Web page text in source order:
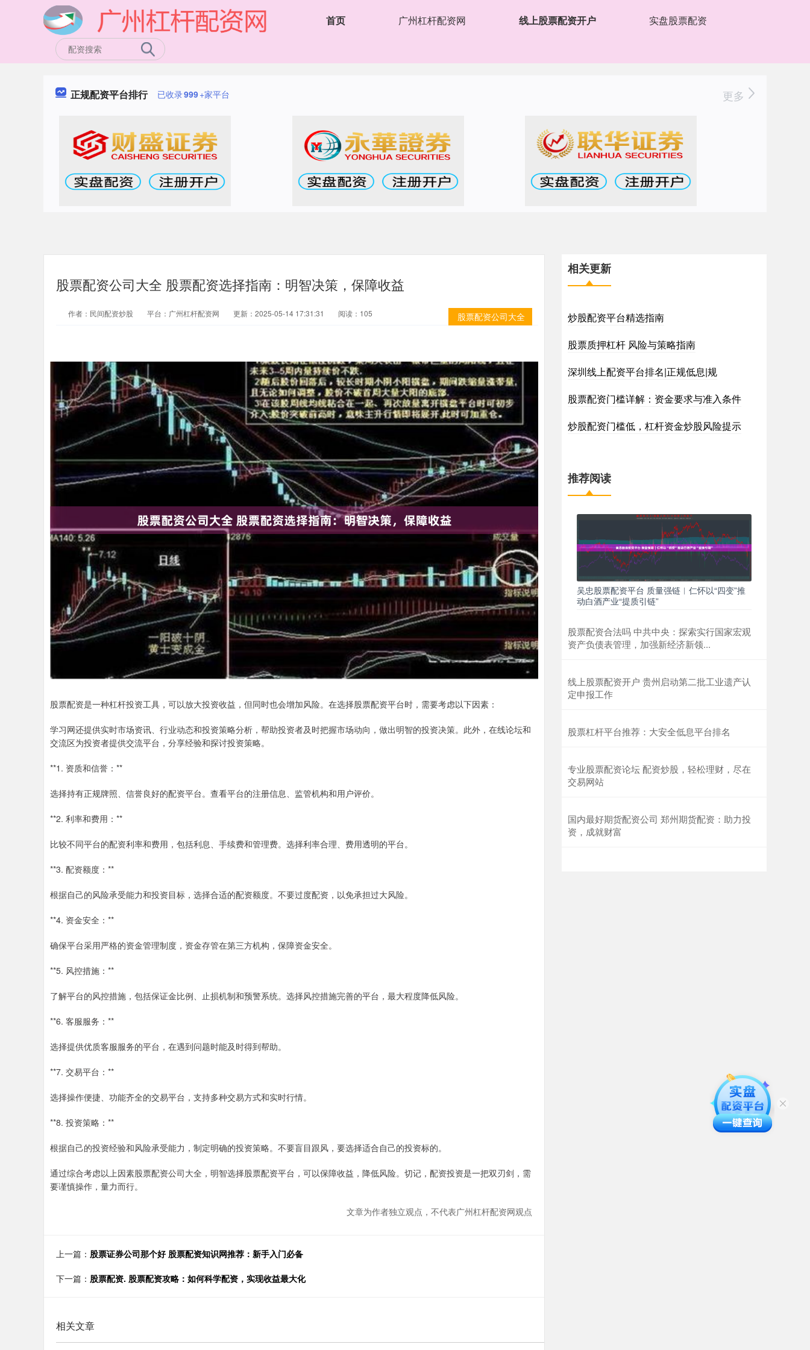
首页 广州杠杆配资网 线上股票配资开户 实盘股票配资
正规配资平台排行 已收录999+家平台 更多
股票配资公司大全 股票配资选择指南：明智决策，保障收益
股票配资公司大全
作者：民间配资炒股 平台：广州杠杆配资网 更新：2025-05-14 17:31:31 阅读：105
股票配资是一种杠杆投资工具，可以放大投资收益，但同时也会增加风险。在选择股票配资平台时，需要考虑以下因素：
学习网还提供实时市场资讯、行业动态和投资策略分析，帮助投资者及时把握市场动向，做出明智的投资决策。此外，在线论坛和
交流区为投资者提供交流平台，分享经验和探讨投资策略。
**1. 资质和信誉：**
选择持有正规牌照、信誉良好的配资平台。查看平台的注册信息、监管机构和用户评价。
**2. 利率和费用：**
比较不同平台的配资利率和费用，包括利息、手续费和管理费。选择利率合理、费用透明的平台。
**3. 配资额度：**
根据自己的风险承受能力和投资目标，选择合适的配资额度。不要过度配资，以免承担过大风险。
**4. 资金安全：**
确保平台采用严格的资金管理制度，资金存管在第三方机构，保障资金安全。
**5. 风控措施：**
了解平台的风控措施，包括保证金比例、止损机制和预警系统。选择风控措施完善的平台，最大程度降低风险。
**6. 客服服务：**
选择提供优质客服服务的平台，在遇到问题时能及时得到帮助。
**7. 交易平台：**
选择操作便捷、功能齐全的交易平台，支持多种交易方式和实时行情。
**8. 投资策略：**
根据自己的投资经验和风险承受能力，制定明确的投资策略。不要盲目跟风，要选择适合自己的投资标的。
通过综合考虑以上因素股票配资公司大全，明智选择股票配资平台，可以保障收益，降低风险。切记，配资投资是一把双刃剑，需
要谨慎操作，量力而行。
文章为作者独立观点，不代表广州杠杆配资网观点
上一篇： 股票证券公司那个好 股票配资知识网推荐：新手入门必备
下一篇： 股票配资. 股票配资攻略：如何科学配资，实现收益最大化
相关文章
相关更新
炒股配资平台精选指南
股票质押杠杆 风险与策略指南
深圳线上配资平台排名|正规低息|规
股票配资门槛详解：资金要求与准入条件
炒股配资门槛低，杠杆资金炒股风险提示
推荐阅读
吴忠股票配资平台 质量强链︱仁怀以“四变”推
动白酒产业“提质引链”
股票配资合法吗 中共中央：探索实行国家宏观
资产负债表管理，加强新经济新领...
线上股票配资开户 贵州启动第二批工业遗产认
定申报工作
股票杠杆平台推荐：大安全低息平台排名
专业股票配资论坛 配资炒股，轻松理财，尽在
交易网站
国内最好期货配资公司 郑州期货配资：助力投
资，成就财富